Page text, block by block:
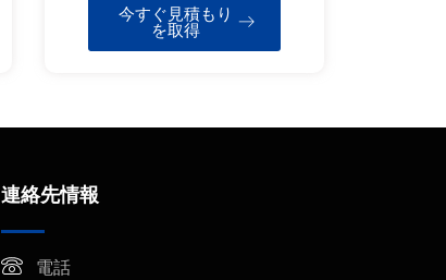
今すぐ見積もり
を取得
連絡先情報
電話